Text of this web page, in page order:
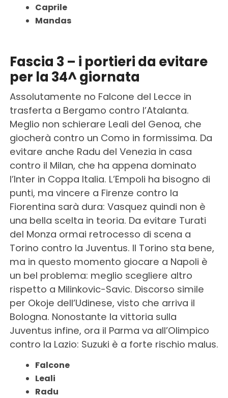
Caprile
Mandas
Fascia 3 – i portieri da evitare
per la 34^ giornata
Assolutamente no Falcone del Lecce in
trasferta a Bergamo contro l’Atalanta.
Meglio non schierare Leali del Genoa, che
giocherà contro un Como in formissima. Da
evitare anche Radu del Venezia in casa
contro il Milan, che ha appena dominato
l’Inter in Coppa Italia. L’Empoli ha bisogno di
punti, ma vincere a Firenze contro la
Fiorentina sarà dura: Vasquez quindi non è
una bella scelta in teoria. Da evitare Turati
del Monza ormai retrocesso di scena a
Torino contro la Juventus. Il Torino sta bene,
ma in questo momento giocare a Napoli è
un bel problema: meglio scegliere altro
rispetto a Milinkovic-Savic. Discorso simile
per Okoje dell’Udinese, visto che arriva il
Bologna. Nonostante la vittoria sulla
Juventus infine, ora il Parma va all’Olimpico
contro la Lazio: Suzuki è a forte rischio malus.
Falcone
Leali
Radu